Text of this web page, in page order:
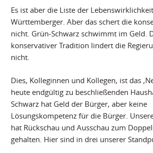
Es ist aber die Liste der
Württemberger. Aber das schert die
nicht. Grün-Schwarz schwimmt im Geld.
konservativer Tradition lindert die
nicht.
Dies, Kolleginnen und Kollegen, ist das
heute endgültig zu beschließenden
Schwarz hat Geld der Bürger, aber keine
Lösungskompetenz für die Bürger.
hat Rückschau und Ausschau zum
gehalten. Hier sind in drei unserer